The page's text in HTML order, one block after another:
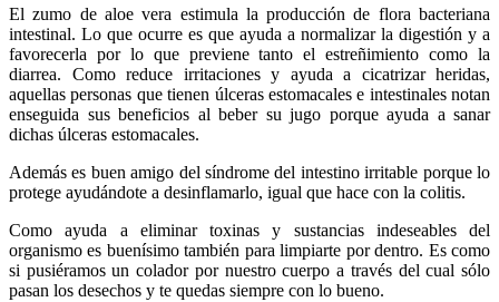
El zumo de aloe vera estimula la producción de flora bacteriana
intestinal. Lo que ocurre es que ayuda a normalizar la digestión y a
favorecerla por lo que previene tanto el estreñimiento como la
diarrea. Como reduce irritaciones y ayuda a cicatrizar heridas,
aquellas personas que tienen úlceras estomacales e intestinales notan
enseguida sus beneficios al beber su jugo porque ayuda a sanar
dichas úlceras estomacales.
Además es buen amigo del síndrome del intestino irritable porque lo
protege ayudándote a desinflamarlo, igual que hace con la colitis.
Como ayuda a eliminar toxinas y sustancias indeseables del
organismo es buenísimo también para limpiarte por dentro. Es como
si pusiéramos un colador por nuestro cuerpo a través del cual sólo
pasan los desechos y te quedas siempre con lo bueno.